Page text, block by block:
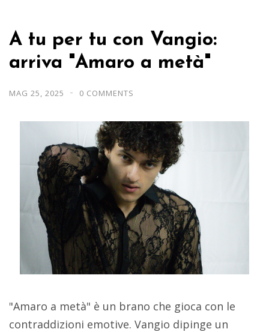
A tu per tu con Vangio:
arriva "Amaro a metà"
MAG 25, 2025 0 COMMENTS
"Amaro a metà" è un brano che gioca con le
contraddizioni emotive. Vangio dipinge un